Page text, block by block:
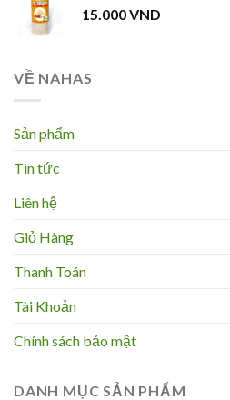
15.000VND
VỀ NAHAS
Sản phẩm
Tin tức
Liên hệ
Giỏ Hàng
Thanh Toán
Tài Khoản
Chính sách bảo mật
DANH MỤC SẢN PHẨM